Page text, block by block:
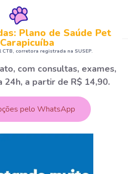
Plano de Saúde Pet
corretora registrada na SUSEP.
com consultas, exames,
24h, a partir de R$ 14,90.
pelo WhatsApp